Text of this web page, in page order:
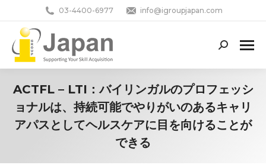
03-4400-6977 info@igroupjapan.com
Search:
ACTFL – LTI：バイリンガルのプロフェッシ
ョナルは、持続可能でやりがいのあるキャリ
アパスとしてヘルスケアに目を向けることが
できる